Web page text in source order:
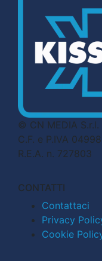
© CN MEDIA S.r.l.
C.F. e P.IVA
R.E.A. n. 727803
CONTATTI
Contattaci
Privacy
Cookie